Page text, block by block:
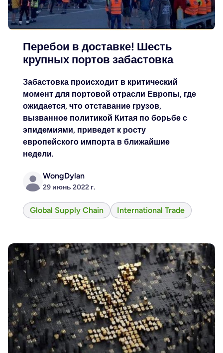
Перебои в доставке! Шесть
крупных портов забастовка
Забастовка происходит в критический
момент для портовой отрасли Европы, где
ожидается, что отставание грузов,
вызванное политикой Китая по борьбе с
эпидемиями, приведет к росту
европейского импорта в ближайшие
недели.
WongDylan
29 июнь 2022 г.
Global Supply Chain International Trade